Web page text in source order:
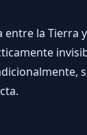
la Tierra